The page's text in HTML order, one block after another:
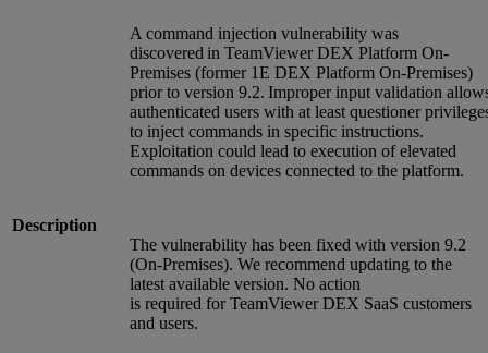
Description
A command injection vulnerability was
discovered in TeamViewer DEX Platform On-
Premises (former 1E DEX Platform On-Premises)
prior to version 9.2. Improper input validation
authenticated users with at least questioner
to inject commands in specific instructions.
Exploitation could lead to execution of elevated
commands on devices connected to the platform.
The vulnerability has been fixed with version 9.2
(On-Premises). We recommend updating to the
latest available version. No action
is required for TeamViewer DEX SaaS customers
and users.